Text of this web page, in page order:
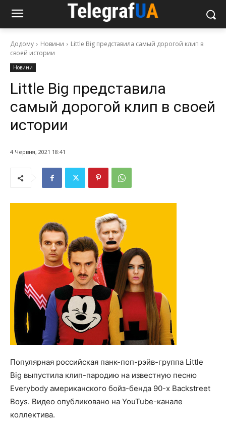
Додому Новини
Little Big представила самый дорогой клип в
своей истории
Новини
Little Big представила
самый дорогой клип в своей
истории
4 Червня, 2021 18:41
Популярная российская панк-поп-рэйв-группа Little
Big выпустила клип-пародию на известную песню
Everybody американского бойз-бенда 90-х Backstreet
Boys. Видео опубликовано на YouTube-канале
коллектива.